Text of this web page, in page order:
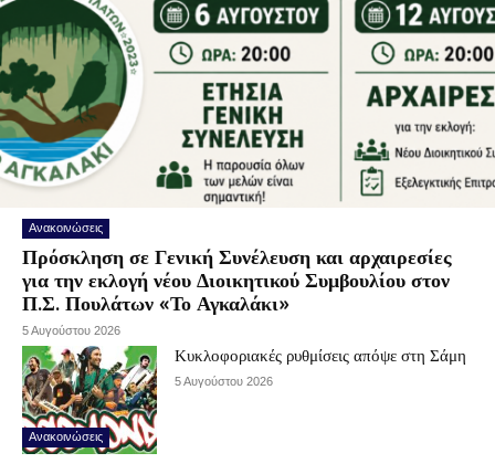
Ανακοινώσεις
Πρόσκληση σε Γενική Συνέλευση και αρχαιρεσίες
για την εκλογή νέου Διοικητικού Συμβουλίου στον
Π.Σ. Πουλάτων «Το Αγκαλάκι»
5 Αυγούστου 2026
Ανακοινώσεις
Κυκλοφοριακές ρυθμίσεις απόψε στη Σάμη
5 Αυγούστου 2026